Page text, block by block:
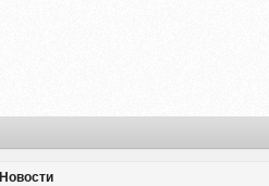
Новости